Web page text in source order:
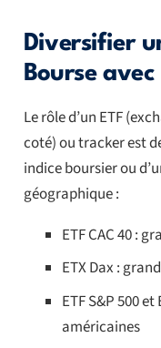
Diversifier
Bourse
Le rôle d’un ETF
coté) ou tracker est
indice boursier ou
géographique :
ETF CAC 40 :
ETX Dax :
ETF S&P 500
américaines